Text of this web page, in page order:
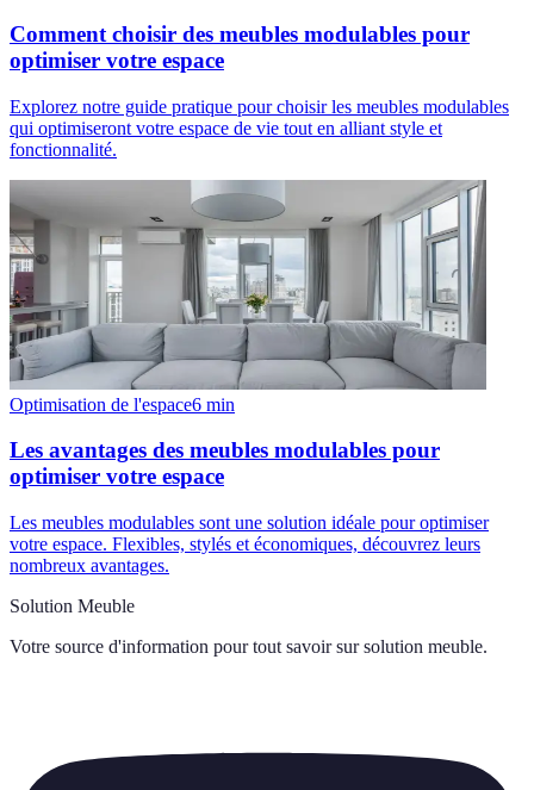
Comment choisir des meubles modulables pour
optimiser votre espace
Explorez notre guide pratique pour choisir les meubles modulables
qui optimiseront votre espace de vie tout en alliant style et
fonctionnalité.
Optimisation de l'espace6 min
Les avantages des meubles modulables pour
optimiser votre espace
Les meubles modulables sont une solution idéale pour optimiser
votre espace. Flexibles, stylés et économiques, découvrez leurs
nombreux avantages.
Solution Meuble
Votre source d'information pour tout savoir sur solution meuble.